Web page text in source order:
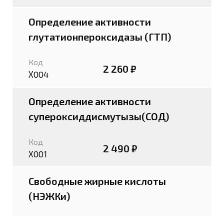
Определение активности
глутатионпероксидазы (ГТП)
Код
Х004 2 260 ₽
Определение активности
супероксиддисмутызы(СОД)
Код
Х001 2 490 ₽
Свободные жирные кислоты
(НЭЖКи)